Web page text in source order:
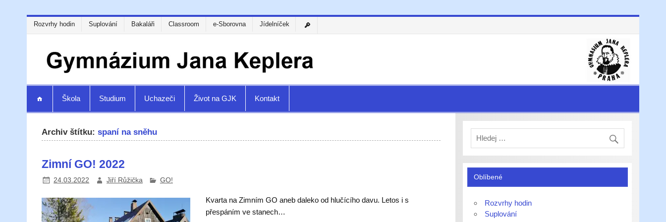
Rozvrhy hodin Suplování Bakaláři Classroom e-Sborovna Jídelníček
Škola Studium Uchazeči Život na GJK Kontakt
Archiv štítku:spaní na sněhu
Zimní GO! 2022
24.03.2022 Jiří Růžička GO!
Kvarta na Zimním GO aneb daleko od hlučícího davu. Letos i s
přespáním ve stanech…
Oblíbené
Rozvrhy hodin
Suplování